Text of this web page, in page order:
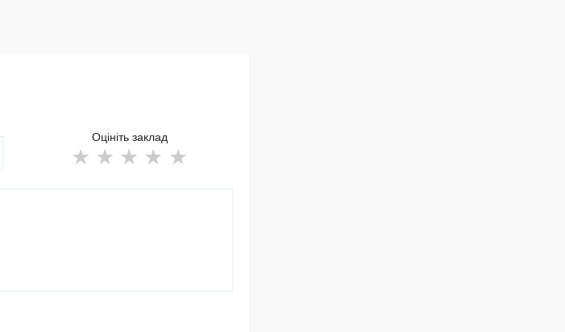
Оцініть заклад